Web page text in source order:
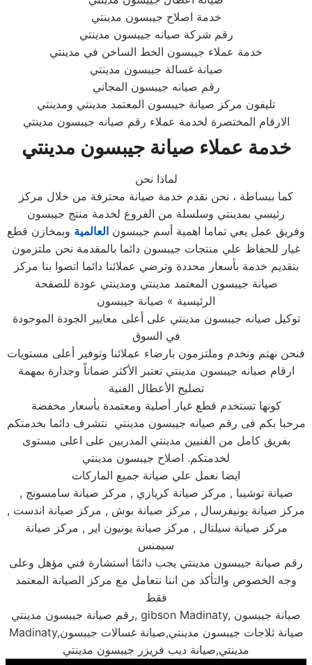
خدمة اصلاح جيبسون مدينتي
رقم شركة صيانه جيبسون مدينتي
خدمة عملاء جيبسون الخط الساخن في مدينتي
صيانة غسالة جيبسون مدينتي
رقم صيانه جيبسون المجاني
تليفون مركز صيانة جيبسون المعتمد مدينتي ومدينتي
الارقام المختصرة لخدمة عملاء رقم صيانه جيبسون مدينتي
خدمة عملاء صيانة جيبسون مدينتي
لماذا نحن
كما ببساطة ، نحن نقدم خدمة صيانة محترفة من خلال مركز
رئيسي بمدينتي وسلسلة من الفروع لخدمة منتج جيبسون
وفريق عمل يعي تماما اهمية أسم جيبسون العالمية وبمخازن قطع
غيار للحفاظ علي منتجات جيبسون دائما بالمقدمة نحن ملتزمون
بتقديم خدمة بأسعار محددة وترضي عملائنا دائما اتصوا بنا مركز
صيانة جيبسون المعتمد مدينتي ومدينتي عودة للصفحة
الرئيسية » صيانة جيبسون
توكيل صيانه جيبسون مدينتي على أعلى معايير الجودة الموجودة
في السوق
فنحن نهتم ونخدم وملتزمون بارضاء عملائنا وتوفير أعلى مستويات
ارقام صيانه جيبسون مدينتي تعتبر الأكثر ضماناً وجدارة بمهمة
تصليح الأعطال الفنية
كونها تستخدم قطع غيار أصلية ومعتمدة بأسعار مخفضة
مرحبا بكم فى رقم صيانه جيبسون مدينتي نتشرف دائما بخدمتكم
بفريق كامل من الفنيين مدينتي المدربين على اعلى مستوى
لخدمتكم. اصلاح جيبسون مدينتي
ايضا نعمل علي صيانة جميع الماركات
صيانة توشيبا , مركز صيانة كريازي , مركز صيانة سامسونج ,
مركز صيانة يونيفرسال , مركز صيانة بوش , مركز صيانة اندست ,
مركز صيانة سيلتال , مركز صيانة يونيون اير , مركز صيانة
سيمنس
رقم صيانة جيبسون مدينتي يجب دائمًا استشارة فني مؤهل وعلى
وجه الخصوص والتأكد من اننا نتعامل مع مركز الصيانة المعتمد
فقط
رقم صيانة جيبسون مدينتي, gibson Madinaty, صيانة جيبسون
Madinaty,صيانة ثلاجات جيبسون مدينتي,صيانة غسالات جيبسون
مدينتي,صيانة ديب فريزر جيبسون مدينتي